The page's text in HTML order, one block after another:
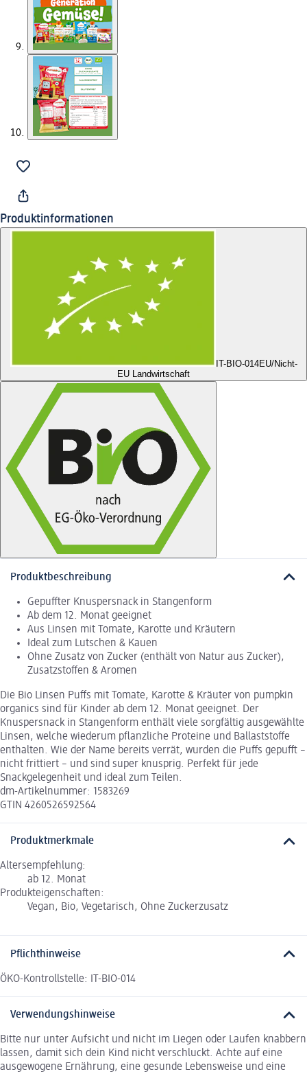
Produktinformationen
IT-BIO-014EU/Nicht-
EU Landwirtschaft
Produktbeschreibung
Gepuffter Knuspersnack in Stangenform
Ab dem 12. Monat geeignet
Aus Linsen mit Tomate, Karotte und Kräutern
Ideal zum Lutschen & Kauen
Ohne Zusatz von Zucker (enthält von Natur aus Zucker),
Zusatzstoffen & Aromen
Die Bio Linsen Puffs mit Tomate, Karotte & Kräuter von pumpkin
organics sind für Kinder ab dem 12. Monat geeignet. Der
Knuspersnack in Stangenform enthält viele sorgfältig ausgewählte
Linsen, welche wiederum pflanzliche Proteine und Ballaststoffe
enthalten. Wie der Name bereits verrät, wurden die Puffs gepufft –
nicht frittiert – und sind super knusprig. Perfekt für jede
Snackgelegenheit und ideal zum Teilen.
dm-Artikelnummer: 1583269
GTIN 4260526592564
Produktmerkmale
Altersempfehlung:
ab 12. Monat
Produkteigenschaften:
Vegan, Bio, Vegetarisch, Ohne Zuckerzusatz
Pflichthinweise
ÖKO-Kontrollstelle: IT-BIO-014
Verwendungshinweise
Bitte nur unter Aufsicht und nicht im Liegen oder Laufen knabbern
lassen, damit sich dein Kind nicht verschluckt. Achte auf eine
ausgewogene Ernährung, eine gesunde Lebensweise und eine